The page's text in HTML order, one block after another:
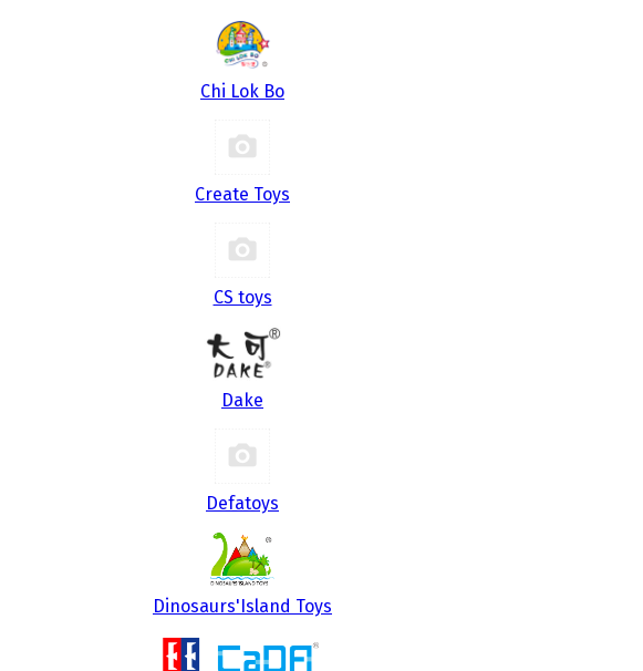
Chi Lok Bo
Create Toys
CS toys
Dake
Defatoys
Dinosaurs'Island Toys